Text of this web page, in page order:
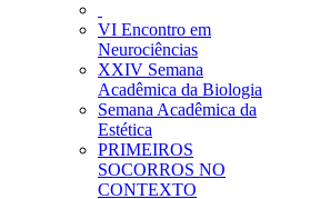
VI Encontro em
Neurociências
XXIV Semana
Acadêmica da Biologia
Semana Acadêmica da
Estética
PRIMEIROS
SOCORROS NO
CONTEXTO